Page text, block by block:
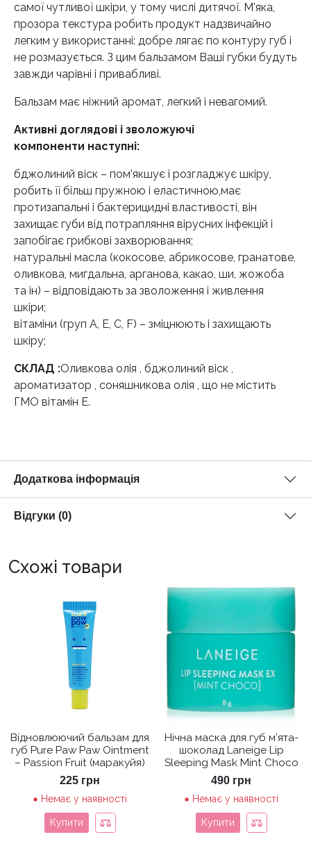
самої чутливої шкіри, у тому числі дитячої. М’яка,
прозора текстура робить продукт надзвичайно
легким у використанні: добре лягає по контуру губ і
не розмазується. З цим бальзамом Ваші губки будуть
завжди чарівні і привабливі.
Бальзам має ніжний аромат, легкий і невагомий.
Активні доглядові і зволожуючі
компоненти наступні:
бджолиний віск – пом’якшує і розгладжує шкіру,
робить її більш пружною і еластичною,має
протизапальні і бактерицидні властивості, він
захищає губи від потрапляння вірусних інфекцій і
запобігає грибкові захворювання;
натуральні масла (кокосове, абрикосове, гранатове,
оливкова, мигдальна, арганова, какао, ши, жожоба
та ін) – відповідають за зволоження і живлення
шкіри;
вітаміни (груп A, E, C, F) – зміцнюють і захищають
шкіру;
СКЛАД :Оливкова олія , бджолиний віск ,
ароматизатор , соняшникова олія , що не містить
ГМО вітамін Е.
Додаткова інформація
Відгуки (0)
Схожі товари
Відновлюючий бальзам для
губ Pure Paw Paw Ointment
– Passion Fruit (маракуйя)
225 грн
Немає у наявності
Купити
Нічна маска для губ м’ята-
шоколад Laneige Lip
Sleeping Mask Mint Choco
490 грн
Немає у наявності
Купити